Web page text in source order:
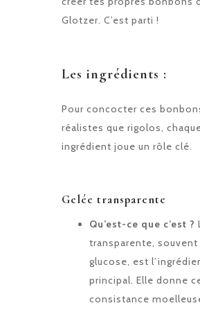
Glotzer. C’est parti !
Les ingrédients :
Pour concocter ces
réalistes que rigolos,
ingrédient joue un rôle clé.
Gelée transparente
Qu’est-ce que c’est ?
transparente, souvent
glucose, est
principal. Elle donne
consistance